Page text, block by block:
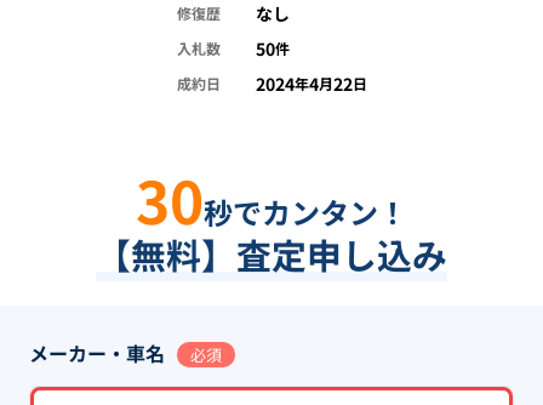
修復歴
なし
入札数 50件
成約日
2024年4月22日
30秒でカンタン！
【無料】査定申し込み
メーカー・車名 必須